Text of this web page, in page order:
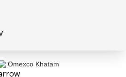
Omexco Khatam